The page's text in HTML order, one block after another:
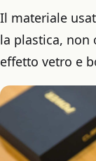
Il materiale
la plastica, non
effetto vetro e